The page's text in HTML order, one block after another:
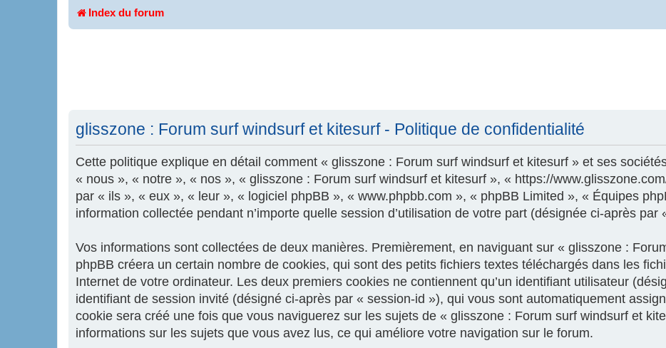
Index du forum
glisszone : Forum surf windsurf et kitesurf - Politique de confidentialité
Cette politique explique en détail comment « glisszone : Forum surf windsurf et kitesurf » et ses
« nous », « notre », « nos », « glisszone : Forum surf windsurf et kitesurf », « https://
par « ils », « eux », « leur », « logiciel phpBB », « www.phpbb.com », « phpBB Limited », « Équipes
information collectée pendant n’importe quelle session d’utilisation de votre part (désignée ci-après par
Vos informations sont collectées de deux manières. Premièrement, en naviguant sur « glisszone :
phpBB créera un certain nombre de cookies, qui sont des petits fichiers textes téléchargés dans les
Internet de votre ordinateur. Les deux premiers cookies ne contiennent qu’un identifiant utilisateur
identifiant de session invité (désigné ci-après par « session-id »), qui vous sont automatiquement
cookie sera créé une fois que vous naviguerez sur les sujets de « glisszone : Forum surf windsurf et
informations sur les sujets que vous avez lus, ce qui améliore votre navigation sur le forum.